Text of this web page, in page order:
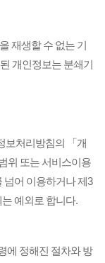
재생할 수 없는 기
개인정보는 분쇄기
보처리방침의 「개
위 또는 서비스이용
넘어 이용하거나 제3
예외로 합니다.
에 정해진 절차와 방